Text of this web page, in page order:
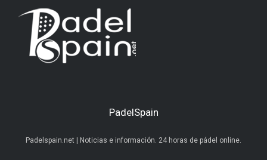
PadelSpain
Padelspain.net | Noticias e información. 24 horas de pádel online.